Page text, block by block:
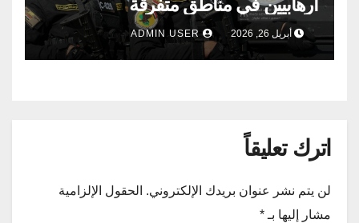
أبريل 26, 2026 ADMIN USER
اترك تعليقاً
لن يتم نشر عنوان بريدك الإلكتروني. الحقول الإلزامية
مشار إليها بـ *